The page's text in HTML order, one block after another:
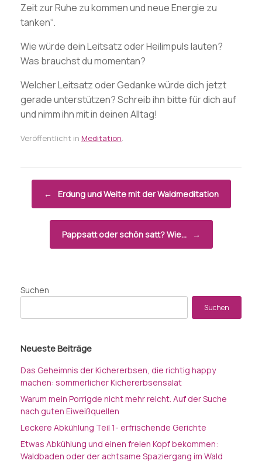
Zeit zur Ruhe zu kommen und neue Energie zu
tanken“.
Wie würde dein Leitsatz oder Heilimpuls lauten?
Was brauchst du momentan?
Welcher Leitsatz oder Gedanke würde dich jetzt
gerade unterstützen? Schreib ihn bitte für dich auf
und nimm ihn mit in deinen Alltag!
Veröffentlicht in Meditation.
← Erdung und Weite mit der Waldmeditation
Pappsatt oder schön satt? Wie… →
Suchen
Suchen
Neueste Beiträge
Das Geheimnis der Kichererbsen, die richtig happy
machen: sommerlicher Kichererbsensalat
Warum mein Porrigde nicht mehr reicht. Auf der Suche
nach guten Eiweißquellen
Leckere Abkühlung Teil 1- erfrischende Gerichte
Etwas Abkühlung und einen freien Kopf bekommen:
Waldbaden oder der achtsame Spaziergang im Wald